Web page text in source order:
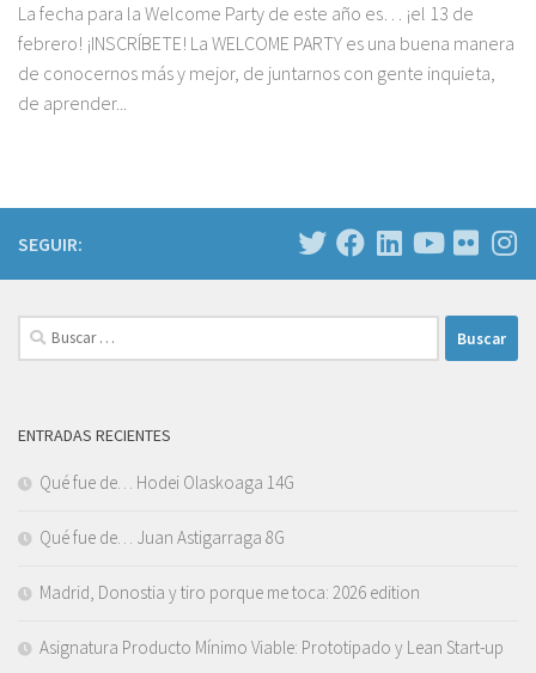
La fecha para la Welcome Party de este año es… ¡el 13 de
febrero! ¡INSCRÍBETE! La WELCOME PARTY es una buena manera
de conocernos más y mejor, de juntarnos con gente inquieta,
de aprender...
SEGUIR:
Buscar:
ENTRADAS RECIENTES
Qué fue de… Hodei Olaskoaga 14G
Qué fue de… Juan Astigarraga 8G
Madrid, Donostia y tiro porque me toca: 2026 edition
Asignatura Producto Mínimo Viable: Prototipado y Lean Start-up